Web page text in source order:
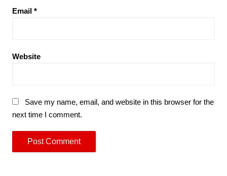
Email *
Website
Save my name, email, and website in this browser for the
next time I comment.